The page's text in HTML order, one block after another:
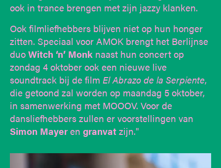
ook in trance brengen met zijn jazzy klanken.
Ook filmliefhebbers blijven niet op hun honger
zitten. Speciaal voor AMOK brengt het Berlijnse
duoWitch ‘n’ Monk naast hun concert op
zondag 4 oktober ook een nieuwe live
soundtrack bij de film El Abrazo de la Serpiente,
die getoond zal worden op maandag 5 oktober,
in samenwerking met MOOOV. Voor de
dansliefhebbers zullen er voorstellingen van
Simon Mayeren granvatzijn."